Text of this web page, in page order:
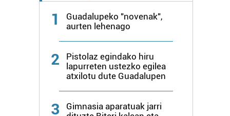
1
Guadalupeko "novenak",
aurten lehenago
2
Pistolaz egindako hiru
lapurreten ustezko egilea
atxilotu dute Guadalupen
3
Gimnasia aparatuak jarri